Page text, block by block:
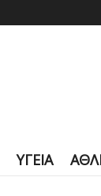
ΥΓΕΙΑ